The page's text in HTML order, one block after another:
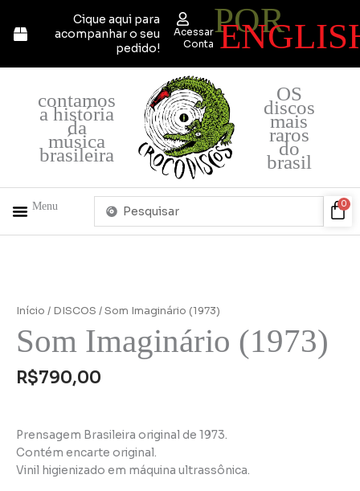
para
Cique aqui para
acompanhar o seu
pedido!
Acessar
Conta
POR
contamos
a história
da
música
brasileira
OS
discos
mais
raros
do
brasil
Menu
Pesquisar
0
Início / DISCOS / Som Imaginário (1973)
Som Imaginário (1973)
R$790,00
Prensagem Brasileira original de 1973.
Contém encarte original.
Vinil higienizado em máquina ultrassônica.